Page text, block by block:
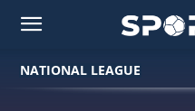
NATIONAL LEAGUE